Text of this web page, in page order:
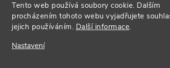
Tento web používá soubory cookie. Dalším
procházením tohoto webu vyjadřujete
jejich používáním. Další informace.
Nastavení
cookies